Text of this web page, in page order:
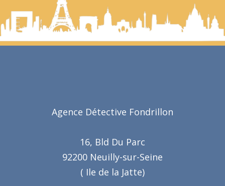
Agence Détective Fondrillon
16, Bld Du Parc
92200 Neuilly-sur-Seine
( Ile de la Jatte)